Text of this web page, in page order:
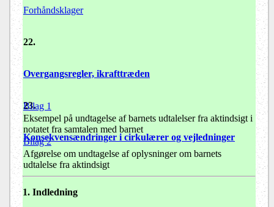
Forhåndsklager
22.
Overgangsregler, ikrafttræden
23.
Konsekvensændringer i cirkulærer og vejledninger
Bilag 1
Eksempel på undtagelse af barnets udtalelser fra aktindsigt i
notatet fra samtalen med barnet
Bilag 2
Afgørelse om undtagelse af oplysninger om barnets
udtalelse fra aktindsigt
1. Indledning